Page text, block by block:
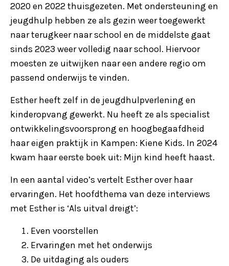
2020 en 2022 thuisgezeten. Met ondersteuning en
jeugdhulp hebben ze als gezin weer toegewerkt
naar terugkeer naar school en de middelste gaat
sinds 2023 weer volledig naar school. Hiervoor
moesten ze uitwijken naar een andere regio om
passend onderwijs te vinden.
Esther heeft zelf in de jeugdhulpverlening en
kinderopvang gewerkt. Nu heeft ze als specialist
ontwikkelingsvoorsprong en hoogbegaafdheid
haar eigen praktijk in Kampen: Kiene Kids. In 2024
kwam haar eerste boek uit: Mijn kind heeft haast.
In een aantal video’s vertelt Esther over haar
ervaringen. Het hoofdthema van deze interviews
met Esther is ‘Als uitval dreigt’:
Even voorstellen
Ervaringen met het onderwijs
De uitdaging als ouders